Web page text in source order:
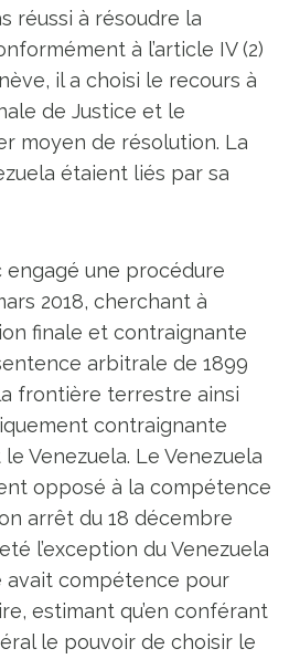
réussi à résoudre la
à l’article IV (2)
il a choisi le recours à
de Justice et le
moyen de résolution. La
étaient liés par sa
engagé une procédure
2018, cherchant à
finale et contraignante
arbitrale de 1899
frontière terrestre ainsi
contraignante
Venezuela. Le Venezuela
opposé à la compétence
arrêt du 18 décembre
l’exception du Venezuela
avait compétence pour
estimant qu’en conférant
le pouvoir de choisir le